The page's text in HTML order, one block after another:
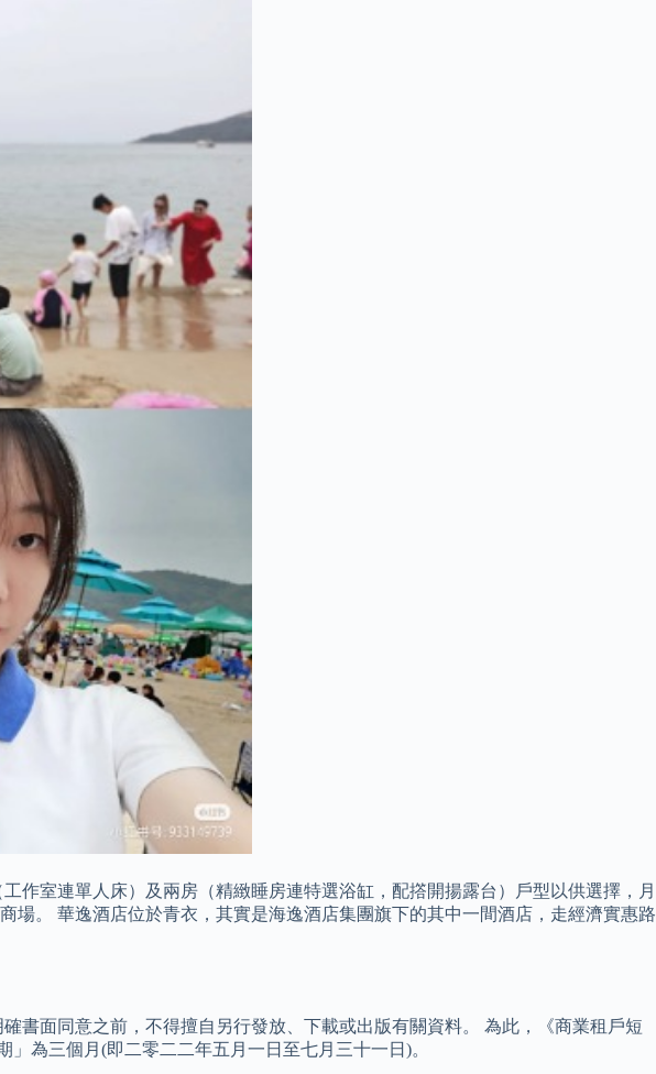
作室連單人床）及兩房（精緻睡房連特選浴缸，配撘開揚露台）戶型以供選擇，月
場。 華逸酒店位於青衣，其實是海逸酒店集團旗下的其中一間酒店，走經濟實惠路
書面同意之前，不得擅自另行發放、下載或出版有關資料。 為此，《商業租戶短
為三個月(即二零二二年五月一日至七月三十一日)。